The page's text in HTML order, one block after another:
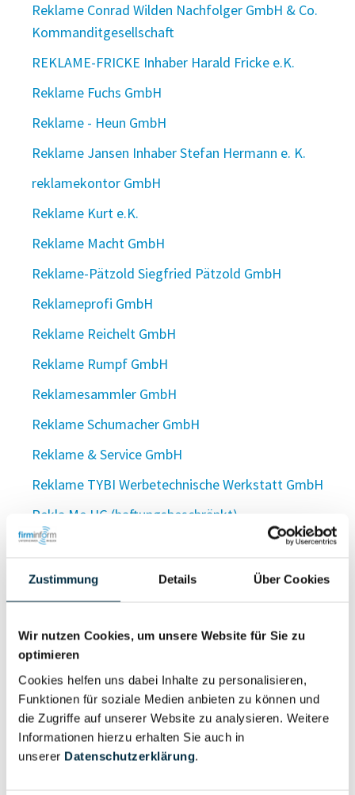
Zustimmung Details Über Cookies
Wir nutzen Cookies, um unsere Website für Sie zu
optimieren
Cookies helfen uns dabei Inhalte zu personalisieren,
Funktionen für soziale Medien anbieten zu können und
die Zugriffe auf unserer Website zu analysieren. Weitere
Informationen hierzu erhalten Sie auch in
unserer Datenschutzerklärung.
Reklame Conrad Wilden Nachfolger GmbH & Co.
Kommanditgesellschaft
REKLAME-FRICKE Inhaber Harald Fricke e.K.
Reklame Fuchs GmbH
Reklame - Heun GmbH
Reklame Jansen Inhaber Stefan Hermann e. K.
reklamekontor GmbH
Reklame Kurt e.K.
Reklame Macht GmbH
Reklame-Pätzold Siegfried Pätzold GmbH
Reklameprofi GmbH
Reklame Reichelt GmbH
Reklame Rumpf GmbH
Reklamesammler GmbH
Reklame Schumacher GmbH
Reklame & Service GmbH
Reklame TYBI Werbetechnische Werkstatt GmbH
Rekla.Me UG (haftungsbeschränkt)
Reklame Verlag GmbH
Reklame! Werbeagentur GmbH
Reklame-Werkstätten Franz Hardt Schilder-
Transparente-Buchstaben-Neon-Lichtwerbung Inh.
Herbert Rühl
Reklame-Werkstätten Konrad Moritz GmbH
Reklame Wruck GmbH Schilder und Lichtreklame
Reklame Würstlin GmbH